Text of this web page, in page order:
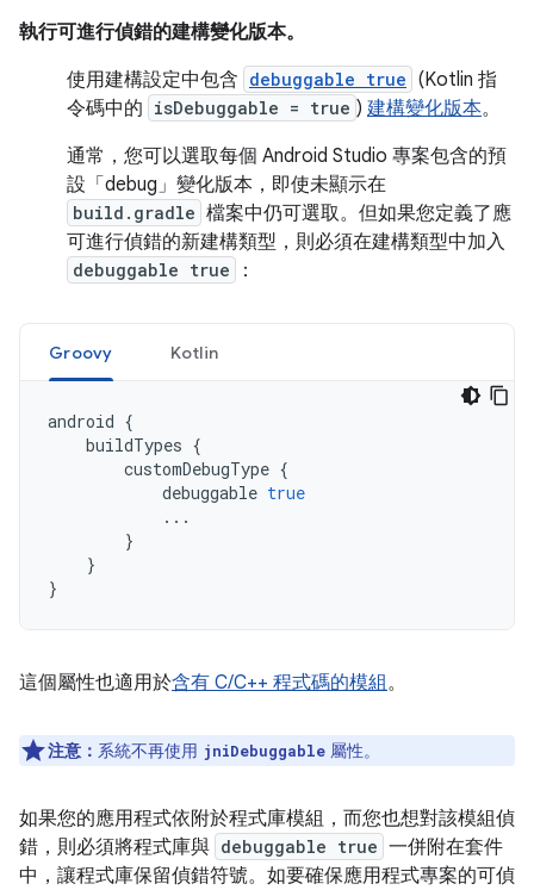
執行可進行偵錯的建構變化版本。
使用建構設定中包含 debuggable true (Kotlin 指
令碼中的 isDebuggable = true ) 建構變化版本。
通常，您可以選取每個 Android Studio 專案包含的預
設「debug」變化版本，即使未顯示在
build.gradle 檔案中仍可選取。但如果您定義了應
可進行偵錯的新建構類型，則必須在建構類型中加入
debuggable true ：
Groovy Kotlin
android {
buildTypes {
customDebugType {
debuggable true
...
}
}
}
這個屬性也適用於含有 C/C++ 程式碼的模組。
注意： 系統不再使用 jniDebuggable 屬性。
如果您的應用程式依附於程式庫模組，而您也想對該模組偵
錯，則必須將程式庫與 debuggable true 一併附在套件
中，讓程式庫保留偵錯符號。如要確保應用程式專案的可偵